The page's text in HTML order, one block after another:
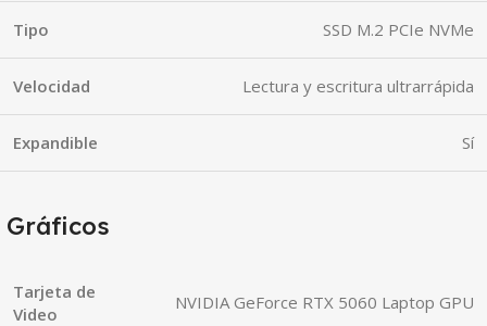
Tipo SSD M.2 PCIe NVMe
Velocidad Lectura y escritura ultrarrápida
Expandible Sí
Gráficos
Tarjeta de
Video
NVIDIA GeForce RTX 5060 Laptop GPU